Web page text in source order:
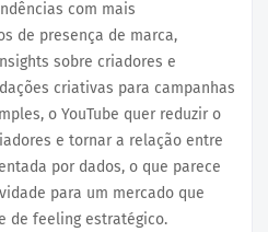
com mais
de presença de marca,
sobre criadores e
criativas para campanhas
o YouTube quer reduzir o
e tornar a relação entre
por dados, o que parece
para um mercado que
de feeling estratégico.